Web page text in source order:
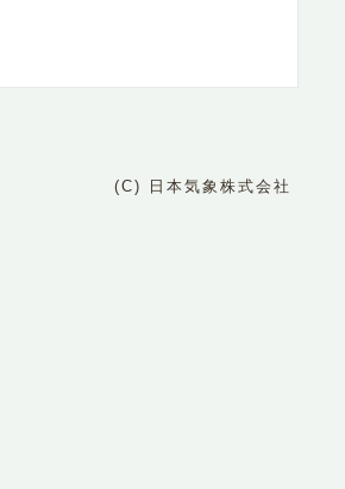
(C) 日本気象株式会社